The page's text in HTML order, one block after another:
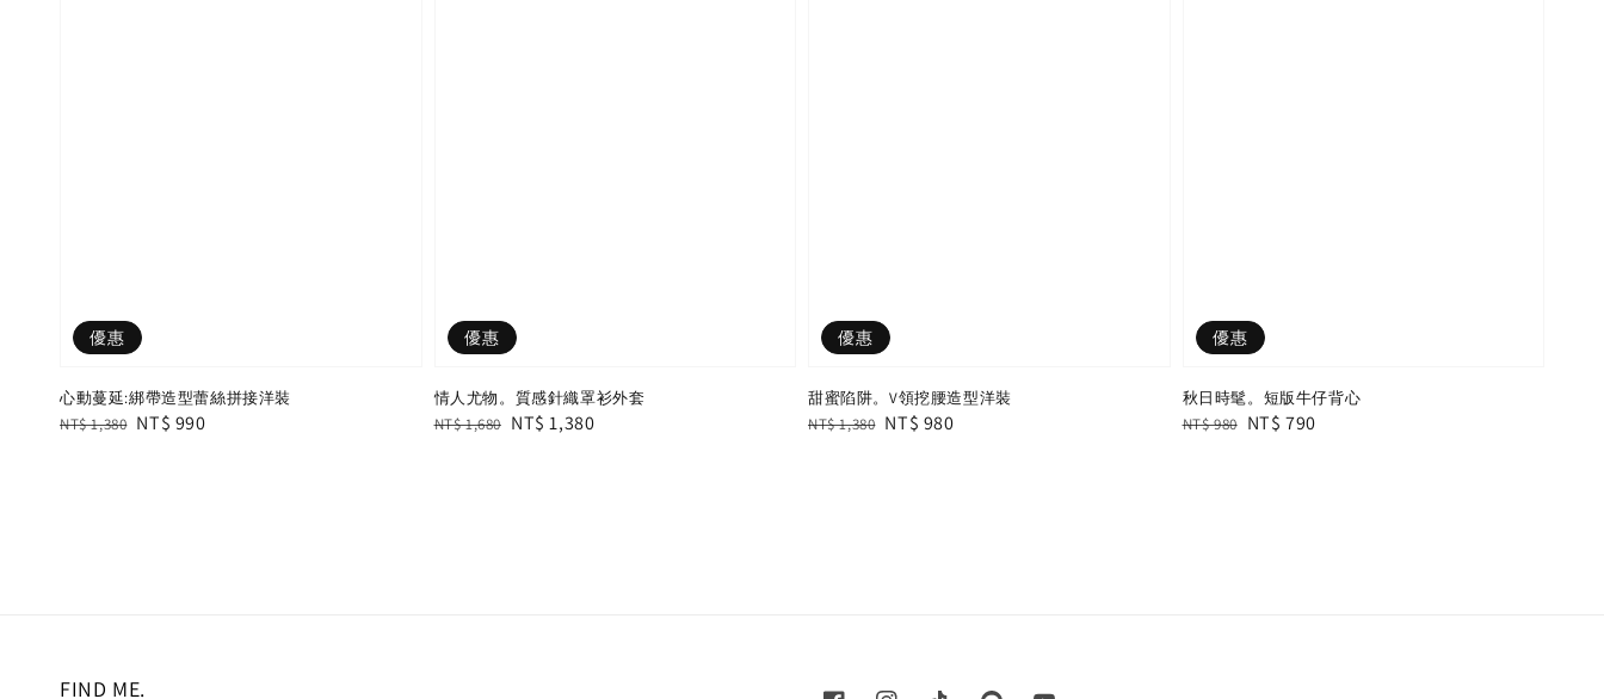
優惠
心動蔓延:綁帶造型蕾絲拼接洋裝
Regular
NT$ 1,380 Sale
NT$ 990
優惠
情人尤物。質感針織罩衫外套
Regular
NT$ 1,680 Sale
NT$ 1,380
優惠
甜蜜陷阱。V領挖腰造型洋裝
Regular
NT$ 1,380 Sale
NT$ 980
優惠
秋日時髦。短版牛仔背心
Regular
NT$ 980 Sale
NT$ 790
FIND ME.